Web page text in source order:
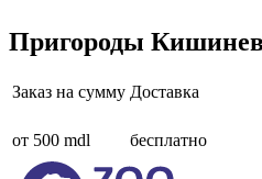
Пригороды
Заказ на сумму Доставка
от 500 mdl бесплатно